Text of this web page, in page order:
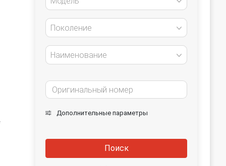
Поколение
Наименование
Дополнительные параметры
Поиск